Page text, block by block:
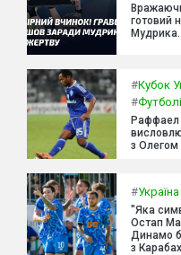
готовий
Мудрика.
#Кубок
#
Раффаел
з Олегом
#Україна
"Яка
Остап
Динамо
з